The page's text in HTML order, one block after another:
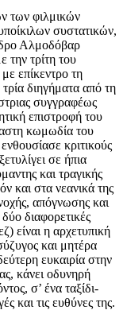
των φιλμικών
συστατικών,
Αλμοδόβαρ
την τρίτη του
επίκεντρο τη
διηγήματα από τη
συγγραφέως
επιστροφή του
κωμωδία του
κριτικούς
σε ήπια
και τραγικής
και στα νεανικά της
απόγνωσης και
διαφορετικές
είναι η αρχετυπική
και μητέρα
ευκαιρία στην
κάνει οδυνηρή
σ’ ένα ταξίδι-
και τις ευθύνες της.